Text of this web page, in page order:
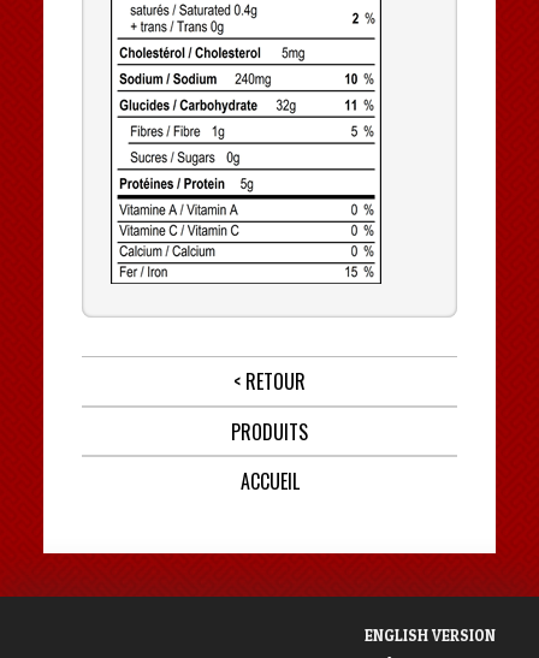
< RETOUR
PRODUITS
ACCUEIL
ENGLISH VERSION